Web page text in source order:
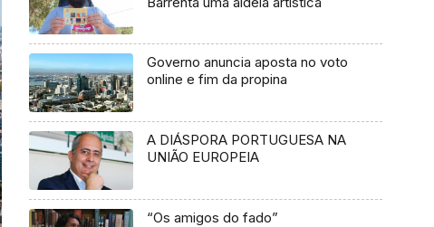
Governo anuncia aposta no voto
online e fim da propina
A DIÁSPORA PORTUGUESA NA
UNIÃO EUROPEIA
“Os amigos do fado”